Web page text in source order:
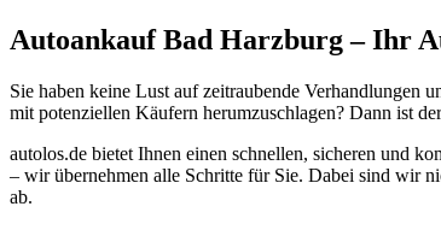
Autoankauf Bad Harzburg – Ihr
Sie haben keine Lust auf zeitraubende Verhandlungen
mit potenziellen Käufern herumzuschlagen? Dann ist
autolos.de bietet Ihnen einen schnellen, sicheren und
– wir übernehmen alle Schritte für Sie. Dabei sind wir
ab.